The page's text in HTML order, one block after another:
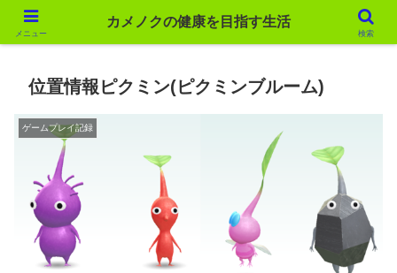
カメノクの健康を目指す生活
位置情報ピクミン(ピクミンブルーム)
ゲームプレイ記録
メニュー
カメノクの健康を目指す生活
検索